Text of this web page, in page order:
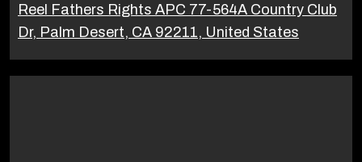
Reel Fathers Rights APC 77-564A Country Club
Dr, Palm Desert, CA 92211, United States